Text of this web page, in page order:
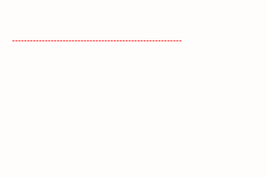
---------------------------------------------------------